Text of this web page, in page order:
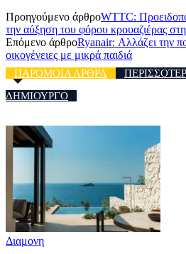
Προηγούμενο άρθροWTTC:
την αύξηση του φόρου κρουαζιέρας
Επόμενο άρθροRyanair: Αλλάζει την
οικογένειες με μικρά παιδιά
ΠΑΡΟΜΟΙΑ ΑΡΘΡΑ
ΔΗΜΙΟΥΡΓΟ
Διαμονη